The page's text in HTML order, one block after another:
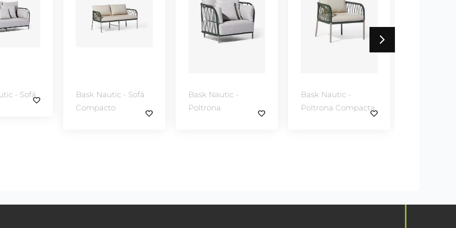
- Sofá
Bask Nautic -
Poltrona
Bask Nautic -
Poltrona Compacta
Bask Nautic -
Luminária Piso